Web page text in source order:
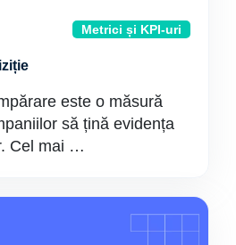
Metrici și KPI-uri
este o măsură
să țină evidența
Cel mai …